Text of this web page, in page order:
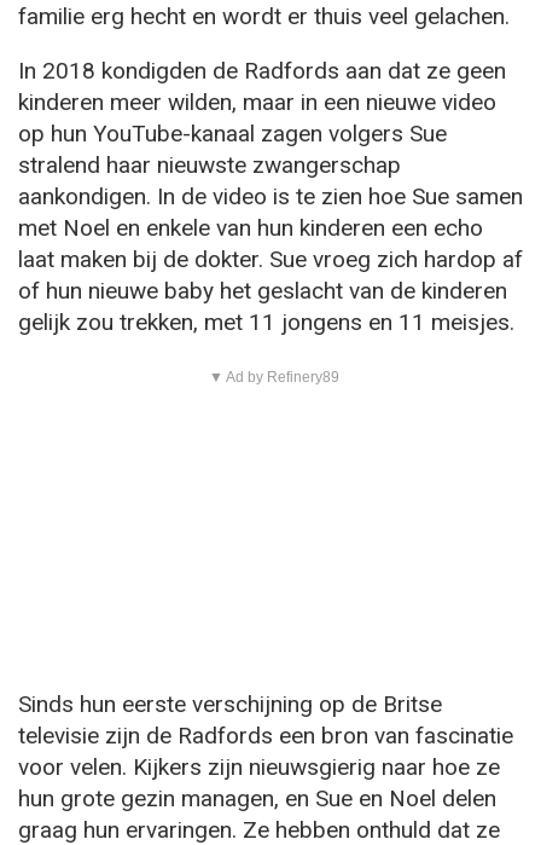
familie erg hecht en wordt er thuis veel gelachen.
In 2018 kondigden de Radfords aan dat ze geen
kinderen meer wilden, maar in een nieuwe video
op hun YouTube-kanaal zagen volgers Sue
stralend haar nieuwste zwangerschap
aankondigen. In de video is te zien hoe Sue samen
met Noel en enkele van hun kinderen een echo
laat maken bij de dokter. Sue vroeg zich hardop af
of hun nieuwe baby het geslacht van de kinderen
gelijk zou trekken, met 11 jongens en 11 meisjes.
▼ Ad by Refinery89
Sinds hun eerste verschijning op de Britse
televisie zijn de Radfords een bron van fascinatie
voor velen. Kijkers zijn nieuwsgierig naar hoe ze
hun grote gezin managen, en Sue en Noel delen
graag hun ervaringen. Ze hebben onthuld dat ze